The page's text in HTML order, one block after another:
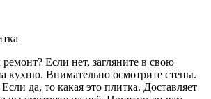
Если нет, загляните в свою
кухню. Внимательно осмотрите стены.
да, то какая это плитка. Доставляет